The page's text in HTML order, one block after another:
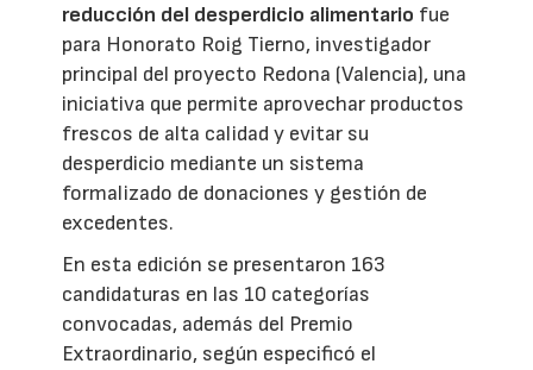
reducción del desperdicio alimentario fue
para Honorato Roig Tierno, investigador
principal del proyecto Redona (Valencia), una
iniciativa que permite aprovechar productos
frescos de alta calidad y evitar su
desperdicio mediante un sistema
formalizado de donaciones y gestión de
excedentes.
En esta edición se presentaron 163
candidaturas en las 10 categorías
convocadas, además del Premio
Extraordinario, según especificó el